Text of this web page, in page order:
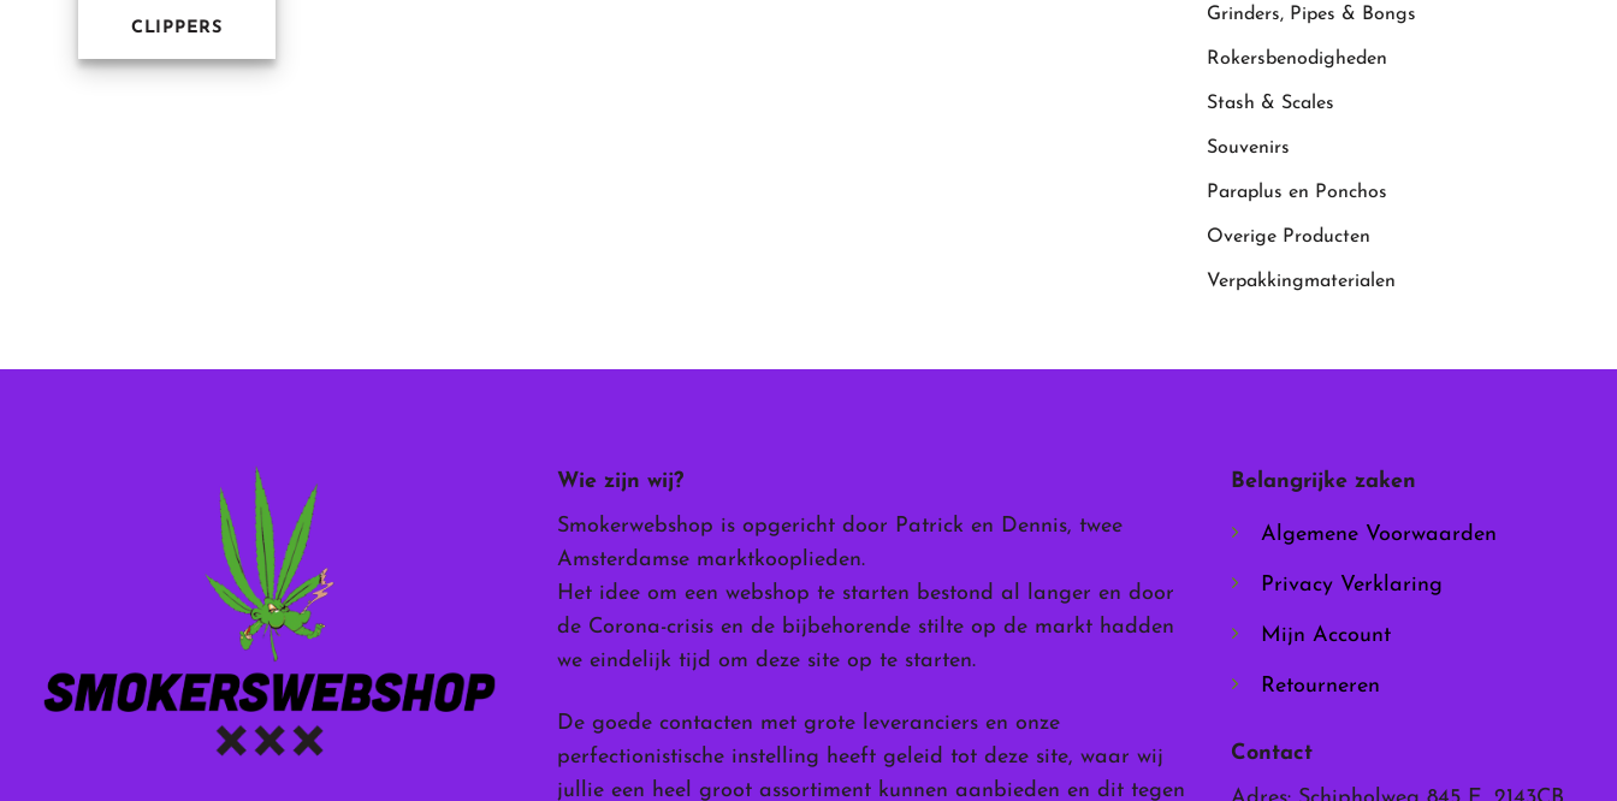
CLIPPERS
Grinders, Pipes & Bongs
Rokersbenodigheden
Stash & Scales
Souvenirs
Paraplus en Ponchos
Overige Producten
Verpakkingmaterialen
Wie zijn wij?
Smokerwebshop is opgericht door Patrick en Dennis, twee
Amsterdamse marktkooplieden.
Het idee om een webshop te starten bestond al langer en door
de Corona-crisis en de bijbehorende stilte op de markt hadden
we eindelijk tijd om deze site op te starten.
De goede contacten met grote leveranciers en onze
perfectionistische instelling heeft geleid tot deze site, waar wij
jullie een heel groot assortiment kunnen aanbieden en dit tegen
Belangrijke zaken
Algemene Voorwaarden
Privacy Verklaring
Mijn Account
Retourneren
Contact